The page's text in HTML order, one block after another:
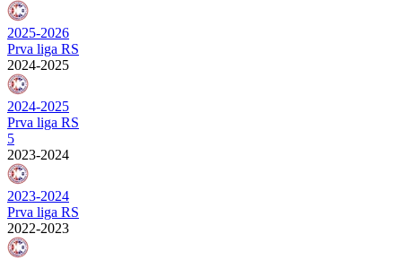
2025-2026
Prva liga RS
2024-2025
2024-2025
Prva liga RS
5
2023-2024
2023-2024
Prva liga RS
2022-2023